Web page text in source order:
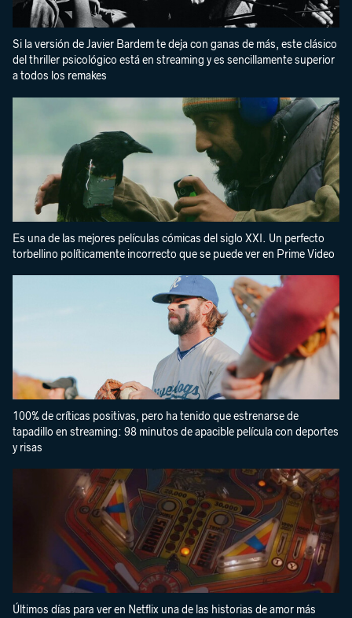
Si la versión de Javier Bardem te deja con ganas de más, este clásico
del thriller psicológico está en streaming y es sencillamente superior
a todos los remakes
Es una de las mejores películas cómicas del siglo XXI. Un perfecto
torbellino políticamente incorrecto que se puede ver en Prime Video
100% de críticas positivas, pero ha tenido que estrenarse de
tapadillo en streaming: 98 minutos de apacible película con deportes
y risas
Últimos días para ver en Netflix una de las historias de amor más